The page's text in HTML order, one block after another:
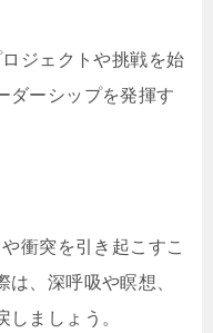
ジェクトや挑戦を始
ダーシップを発揮す
衝突を引き起こすこ
、深呼吸や瞑想、
ましょう。